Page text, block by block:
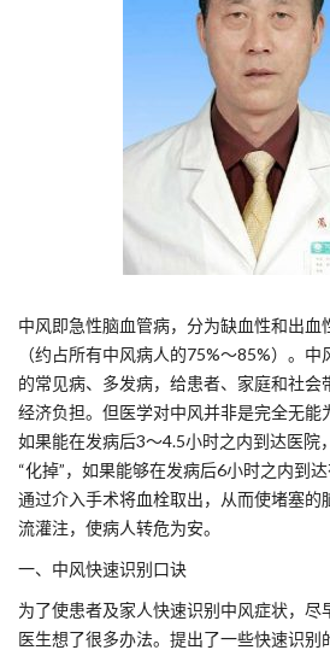
中风即急性脑血管病，分为缺血性和出血
（约占所有中风病人的75%～85%）。
的常见病、多发病，给患者、家庭和社会
经济负担。但医学对中风并非是完全无能
如果能在发病后3～4.5小时之内到达医院
“化掉”，如果能够在发病后6小时之内到
通过介入手术将血栓取出，从而使堵塞的
流灌注，使病人转危为安。
一、中风快速识别口诀
为了使患者及家人快速识别中风症状，尽
医生想了很多办法。提出了一些快速识别